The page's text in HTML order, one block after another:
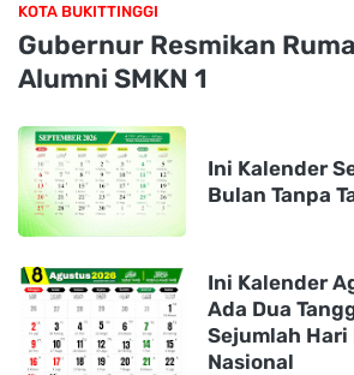
KOTA BUKITTINGGI
Gubernur Resmikan
Alumni SMKN 1
Ini Kalender
Bulan Tanpa
Ini Kalender
Ada Dua
Sejumlah
Nasional